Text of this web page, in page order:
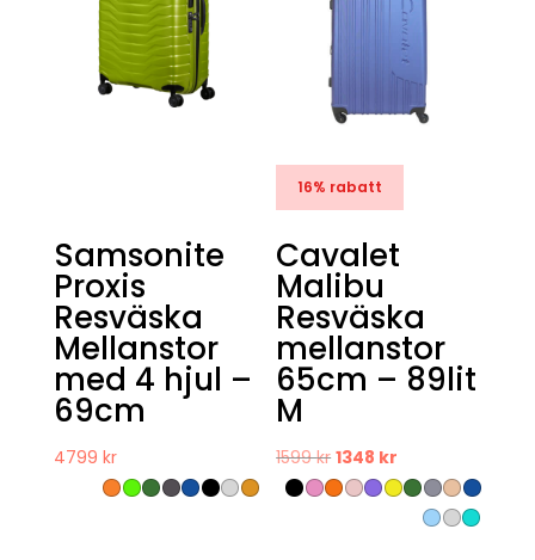
Samsonite
Proxis
Resväska
Mellanstor
med 4 hjul –
69cm
4799 kr
16% rabatt
Cavalet
Malibu
Resväska
mellanstor
65cm – 89lit
M
1599kr Det
ursprungliga
1348 kr
nuvarande
priset